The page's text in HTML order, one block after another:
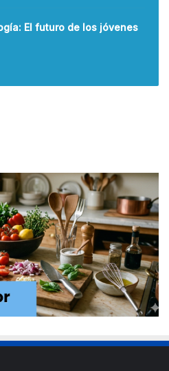
El futuro de los jóvenes